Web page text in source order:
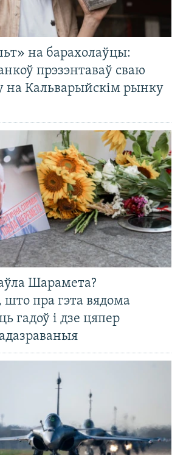
на барахолаўцы:
прэзэнтаваў сваю
на Кальварыйскім рынку
Шарамета?
што пра гэта вядома
гадоў і дзе цяпер